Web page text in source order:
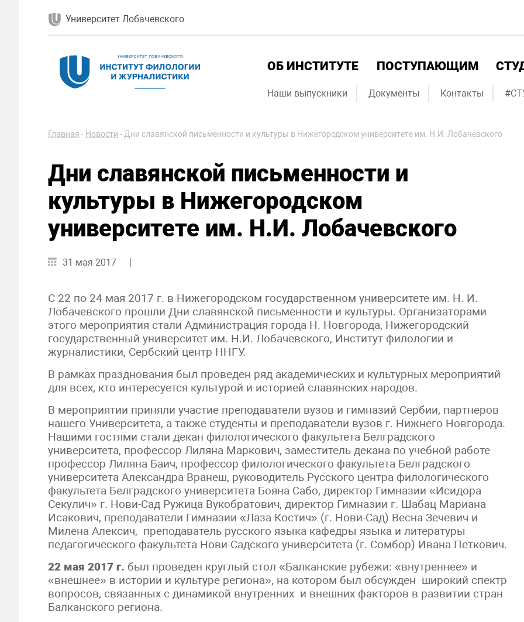
Университет Лобачевского
ОБ ИНСТИТУТЕ ПОСТУПАЮЩИМ
Наши выпускники Документы Контакты
Главная - Новости -Дни славянской письменности и культуры в Нижегородском университете им. Н.И. Лобачевского
Дни славянской письменности и
культуры в Нижегородском
университете им. Н.И. Лобачевского
31 мая 2017
С 22 по 24 мая 2017 г. в Нижегородском государственном университете им. Н. И.
Лобачевского прошли Дни славянской письменности и культуры. Организаторами
этого мероприятия стали Администрация города Н. Новгорода, Нижегородский
государственный университет им. Н.И. Лобачевского, Институт филологии и
журналистики, Сербский центр ННГУ.
В рамках празднования был проведен ряд академических и культурных мероприятий
для всех, кто интересуется культурой и историей славянских народов.
В мероприятии приняли участие преподаватели вузов и гимназий Сербии, партнеров
нашего Университета, а также студенты и преподаватели вузов г. Нижнего Новгорода.
Нашими гостями стали декан филологического факультета Белградского
университета, профессор Лиляна Маркович, заместитель декана по учебной работе
профессор Лиляна Баич, профессор филологического факультета Белградского
университета Александра Вранеш, руководитель Русского центра филологического
факультета Белградского университета Бояна Сабо, директор Гимназии «Исидора
Секулич» г. Нови-Сад Ружица Вукобратович, директор Гимназии г. Шабац Мариана
Исакович, преподаватели Гимназии «Лаза Костич» (г. Нови-Сад) Весна Зечевич и
Милена Алексич, преподаватель русского языка кафедры языка и литературы
педагогического факультета Нови-Садского университета (г. Сомбор) Ивана Петкович.
22 мая 2017 г. был проведен круглый стол «Балканские рубежи: «внутреннее» и
«внешнее» в истории и культуре региона», на котором был обсужден широкий спектр
вопросов, связанных с динамикой внутренних и внешних факторов в развитии стран
Балканского региона.